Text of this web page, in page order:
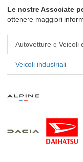
Le nostre Associate
ottenere maggiori
Autovetture e Veicoli
Veicoli industriali